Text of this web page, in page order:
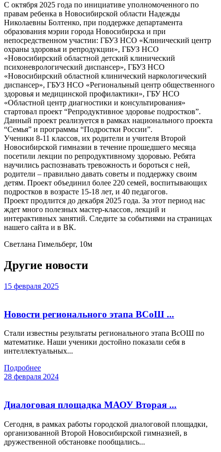
С октября 2025 года по инициативе уполномоченного по
правам ребенка в Новосибирской области Надежды
Николаевны Болтенко, при поддержке департамента
образования мэрии города Новосибирска и при
непосредственном участии: ГБУЗ НСО «Клинический центр
охраны здоровья и репродукции», ГБУЗ НСО
«Новосибирский областной детский клинический
психоневрологический диспансер», ГБУЗ НСО
«Новосибирский областной клинический наркологический
диспансер», ГБУЗ НСО «Региональный центр общественного
здоровья и медицинской профилактики», ГБУ НСО
«Областной центр диагностики и консультирования»
стартовал проект “Репродуктивное здоровье подростков”.
Данный проект реализуется в рамках национального проекта
“Семья” и программы “Подростки России”.
Ученики 8-11 классов, их родители и учителя Второй
Новосибирской гимназии в течение прошедшего месяца
посетили лекции по репродуктивному здоровью. Ребята
научились распознавать тревожность и бороться с ней,
родители – правильно давать советы и поддержку своим
детям. Проект объединил более 220 семей, воспитывающих
подростков в возрасте 15-18 лет, и 40 педагогов.
Проект продлится до декабря 2025 года. За этот период нас
ждет много полезных мастер-классов, лекций и
интерактивных занятий. Следите за событиями на страницах
нашего сайта и в ВК.
Светлана Гимельберг, 10м
Другие новости
15 февраля 2025
Новости регионального этапа ВСоШ ...
Стали известны результаты регионального этапа ВсОШ по
математике. Наши ученики достойно показали себя в
интеллектуальных...
Подробнее
28 февраля 2024
Диалоговая площадка МАОУ Вторая ...
Сегодня, в рамках работы городской диалоговой площадки,
организованной Второй Новосибирской гимназией, в
дружественной обстановке пообщались...